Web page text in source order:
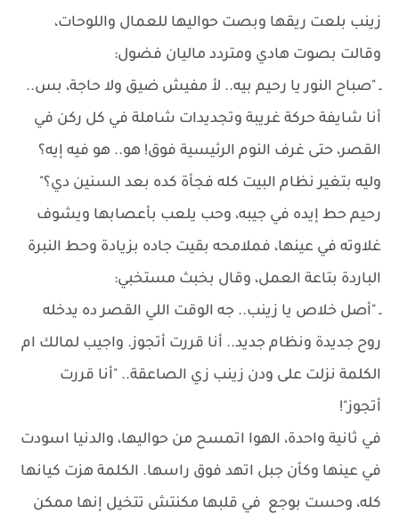
زينب بلعت ريقها وبصت حواليها للعمال واللوحات،
وقالت بصوت هادي ومتردد ماليان فضول:
ـ "صباح النور يا رحيم بيه.. لأ مفيش ضيق ولا حاجة، بس..
أنا شايفة حركة غريبة وتجديدات شاملة في كل ركن في
القصر، حتى غرف النوم الرئيسية فوق! هو.. هو فيه إيه؟
وليه بتغير نظام البيت كله فجأة كده بعد السنين دي؟"
رحيم حط إيده في جيبه، وحب يلعب بأعصابها ويشوف
غلاوته في عينها، فملامحه بقيت جاده بزيادة وحط النبرة
الباردة بتاعة العمل، وقال بخبث مستخبي:
ـ "أصل خلاص يا زينب.. جه الوقت اللي القصر ده يدخله
روح جديدة ونظام جديد.. أنا قررت أتجوز. واجيب لمالك ام
الكلمة نزلت على ودن زينب زي الصاعقة.. "أنا قررت
أتجوز"!
في ثانية واحدة، الهوا اتمسح من حواليها، والدنيا اسودت
في عينها وكأن جبل اتهد فوق راسها. الكلمة هزت كيانها
كله، وحست بوجع في قلبها مكنتش تتخيل إنها ممكن